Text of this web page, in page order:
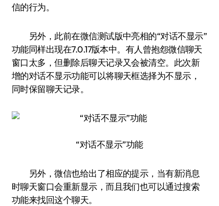
信的行为。
另外，此前在微信测试版中亮相的“对话不显示”
功能同样出现在7.0.17版本中。有人曾抱怨微信聊天
窗口太多，但删除后聊天记录又会被清空。此次新
增的对话不显示功能可以将聊天框选择为不显示，
同时保留聊天记录。
“对话不显示”功能
另外，微信也给出了相应的提示，当有新消息
时聊天窗口会重新显示，而且我们也可以通过搜索
功能来找回这个聊天。